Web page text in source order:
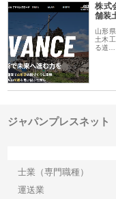
株式
舗装
山形
土木
る道…
ジャパンプレスネット
士業（専門職種）
運送業